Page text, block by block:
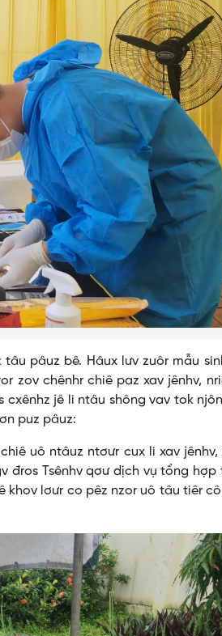
tâu pâuz bê. Hâux lưv zuôr mẫu
zov chênhr chiê paz xav jênhv,
jê li ntâu shông vav tok
puz pâuz:
uô ntâuz ntơưr cux li xav jênhv,
đros Tsênhv qơư dịch vụ tổng hợp
khov lơưr co pêz nzor uô tâu tiêr